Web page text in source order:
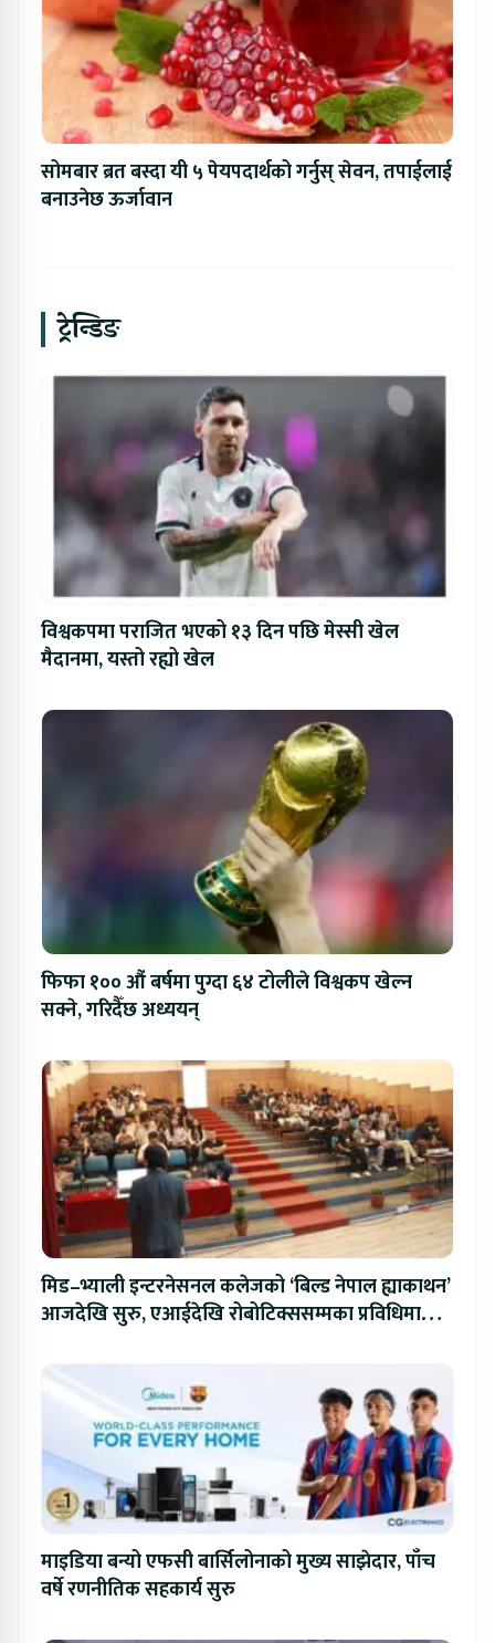
सोमबार ब्रत बस्दा यी ५ पेयपदार्थको गर्नुस् सेवन, तपाईलाई
बनाउनेछ ऊर्जावान
ट्रेन्डिङ
विश्वकपमा पराजित भएको १३ दिन पछि मेस्सी खेल
मैदानमा, यस्तो रह्यो खेल
फिफा १०० औं बर्षमा पुग्दा ६४ टोलीले विश्वकप खेल्न
सक्ने, गरिदैँछ अध्ययन्
मिड–भ्याली इन्टरनेसनल कलेजको ‘बिल्ड नेपाल ह्याकाथन’
आजदेखि सुरु, एआईदेखि रोबोटिक्ससम्मका प्रविधिमा
माइडिया बन्यो एफसी बार्सिलोनाको मुख्य साझेदार, पाँच
वर्षे रणनीतिक सहकार्य सुरु